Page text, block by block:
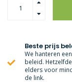
Beste prijs
We hanteren
beleid.
elders voor
de link.